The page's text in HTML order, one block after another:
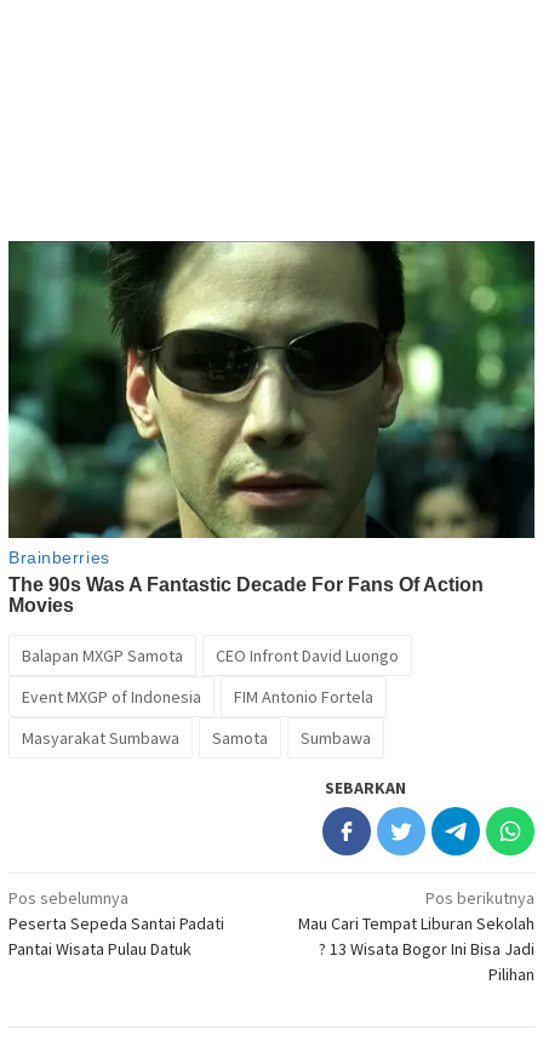
Balapan MXGP Samota
CEO Infront David Luongo
Event MXGP of Indonesia
FIM Antonio Fortela
Masyarakat Sumbawa
Samota Sumbawa
SEBARKAN
Navigasi
pos
Pos sebelumnya
Peserta Sepeda Santai Padati
Pantai Wisata Pulau Datuk
Pos berikutnya
Mau Cari Tempat Liburan Sekolah
? 13 Wisata Bogor Ini Bisa Jadi
Pilihan